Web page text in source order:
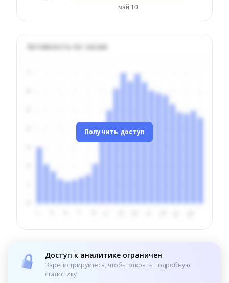
Активность по часам
Получить доступ
Доступ к аналитике ограничен
Зарегистрируйтесь, чтобы открыть подробную
статистику